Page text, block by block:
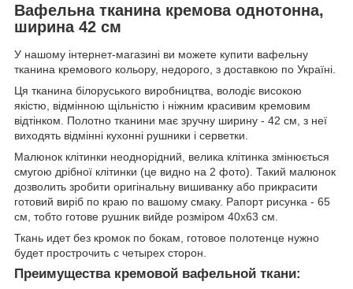
Вафельна тканина кремова однотонна,
ширина 42 см
У нашому інтернет-магазині ви можете купити вафельну
тканина кремового кольору, недорого, з доставкою по Україні.
Ця тканина білоруського виробництва, володіє високою
якістю, відмінною щільністю і ніжним красивим кремовим
відтінком. Полотно тканини має зручну ширину - 42 см, з неї
виходять відмінні кухонні рушники і серветки.
Малюнок клітинки неоднорідний, велика клітинка змінюється
смугою дрібної клітинки (це видно на 2 фото). Такий малюнок
дозволить зробити оригінальну вишиванку або прикрасити
готовий виріб по краю по вашому смаку. Рапорт рисунка - 65
см, тобто готове рушник вийде розміром 40х63 см.
Ткань идет без кромок по бокам, готовое полотенце нужно
будет прострочить с четырех сторон.
Преимущества кремовой вафельной ткани: